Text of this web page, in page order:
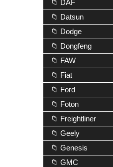
📁 DAF
📁 Datsun
📁 Dodge
📁 Dongfeng
📁 FAW
📁 Fiat
📁 Ford
📁 Foton
📁 Freightliner
📁 Geely
📁 Genesis
📁 GMC